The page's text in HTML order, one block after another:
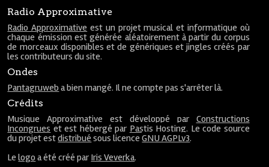
Radio Approximative
Radio Approximative est un projet musical et informatique où
chaque émission est générée aléatoirement à partir du corpus
de morceaux disponibles et de génériques et jingles créés par
les contributeurs du site.
Ondes
Pantagruweb a bien mangé. Il ne compte pas s'arrêter là.
Crédits
Musique Approximative est développé par Constructions
Incongrues et est hébergé par Pastis Hosting. Le code source
du projet estdistribué sous licenceGNU AGPLv3.
Lelogo a été créé par Iris Veverka.